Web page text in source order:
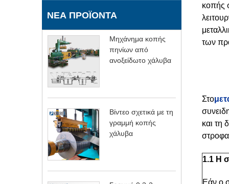
ΝΈΑ ΠΡΟΪΌΝΤΑ
Μηχάνημα κοπής
πηνίων από
ανοξείδωτο χάλυβα
Βίντεο σχετικά με τη
γραμμή κοπής
χάλυβα
κοπής
των
Στο
και τη
1.1 Η
Εάν ο